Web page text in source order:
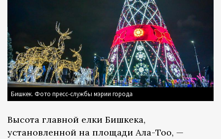
Бишкек. Фото пресс-службы мэрии города
Высота главной елки Бишкека,
установленной на площади Ала-Тоо, —